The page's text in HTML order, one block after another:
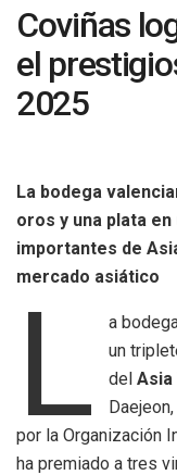
Coviñas
el
2025
La bodega
oros y una plata
importantes de
mercado asiático
L a
un
delAsia
por la Organización
ha premiado a tres